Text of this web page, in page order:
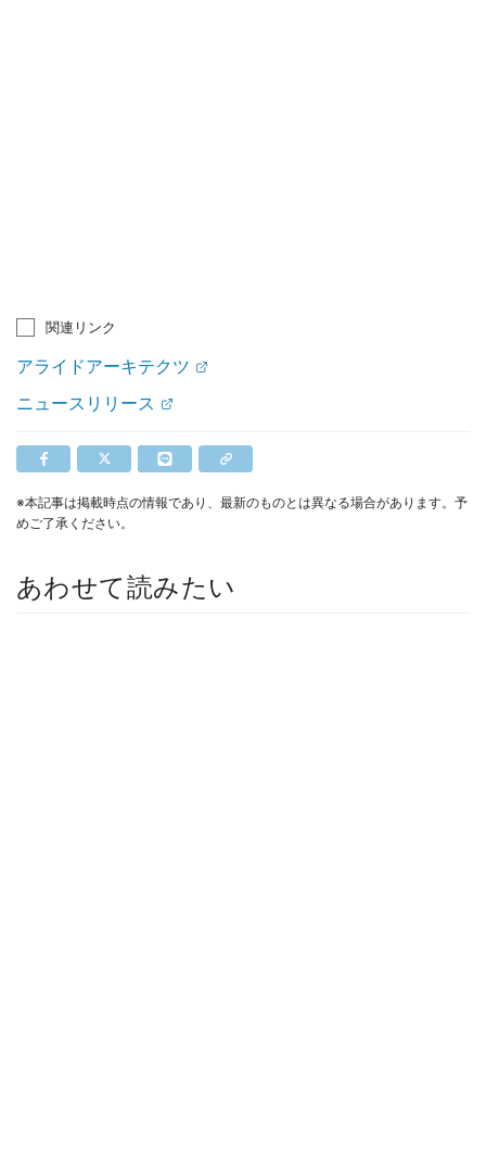
関連リンク
アライドアーキテクツ
ニュースリリース
※本記事は掲載時点の情報であり、最新のものとは異なる場合があります。予
めご了承ください。
あわせて読みたい